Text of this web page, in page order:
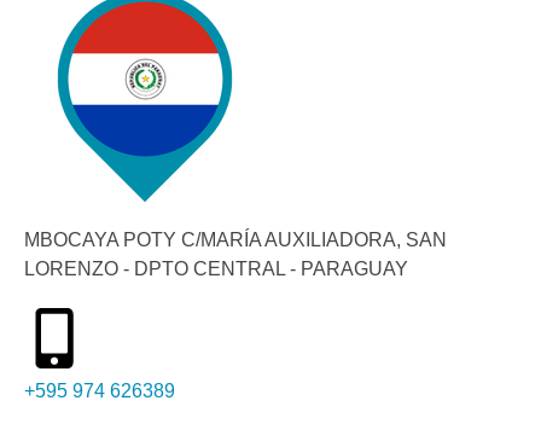
MBOCAYA POTY C/MARÍA AUXILIADORA, SAN
LORENZO - DPTO CENTRAL - PARAGUAY
+595 974 626389